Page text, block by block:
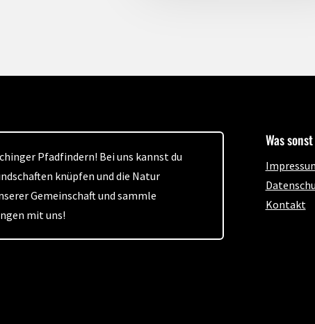
Pfadfindern! Bei uns kannst du
knüpfen und die Natur
Gemeinschaft und sammle
mit uns!
Was
Kontakt